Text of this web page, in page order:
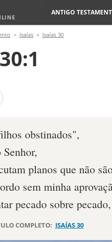
ANTIGO
Isaías Isaías 30
obstinados",
planos que não
sem minha
pecado sobre pecado,
COMPLETO: ISAÍAS 30